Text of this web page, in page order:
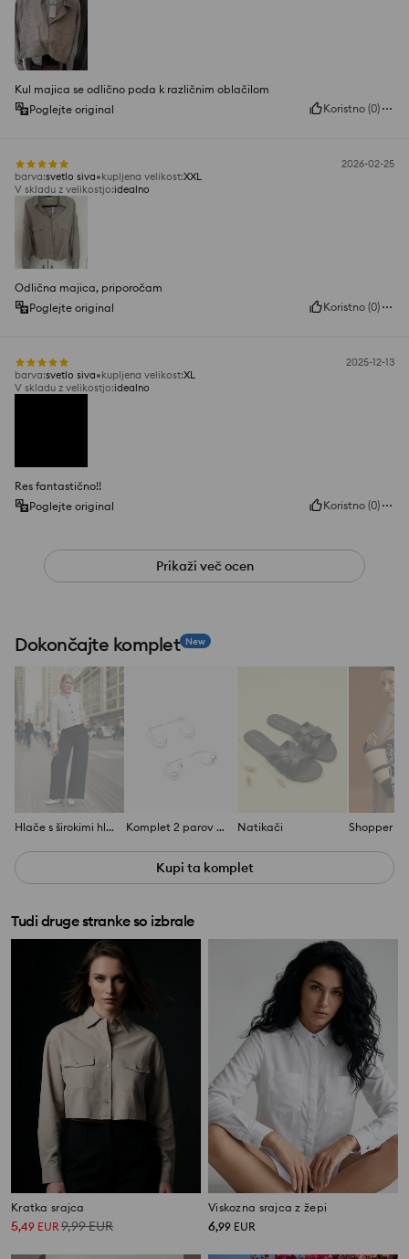
Kul majica se odlično poda k različnim oblačilom
Poglejte original
Koristno (0)
2026-02-25
barva:svetlo siva kupljena velikost:XXL
V skladu z velikostjo:idealno
Odlična majica, priporočam
Poglejte original
Koristno (0)
2025-12-13
barva:svetlo siva kupljena velikost:XL
V skladu z velikostjo:idealno
Res fantastično!!
Poglejte original
Koristno (0)
Prikaži več ocen
Dokončajte komplet New
Hlače s širokimi hlačnicami Komplet 2 parov uhanov Natikači Shopper
Kupi ta komplet
Tudi druge stranke so izbrale
Kratka srajca
5,49 EUR9,99EUR
Viskozna srajca z žepi
6,99 EUR